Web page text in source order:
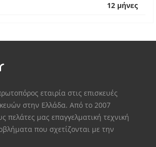
12 μήνες
εταιρία στις επισκευές
στην Ελλάδα. Από το 2007
πελάτες μας επαγγελματική τεχνική
που σχετίζονται με την